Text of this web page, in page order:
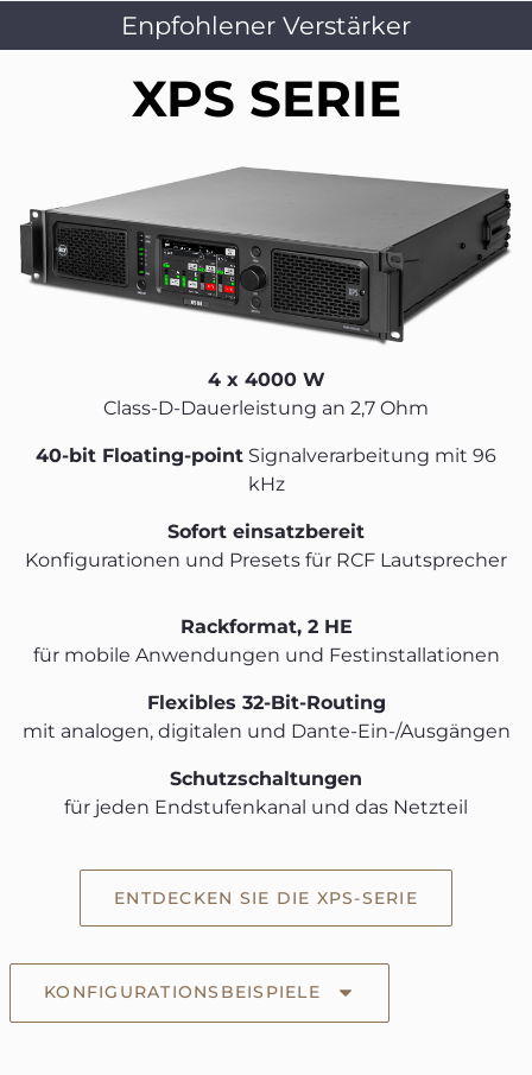
Enpfohlener Verstärker
XPS SERIE
4 x 4000 W
Class-D-Dauerleistung an 2,7 Ohm
40-bit Floating-point Signalverarbeitung mit 96
kHz
Sofort einsatzbereit
Konfigurationen und Presets für RCF Lautsprecher
Rackformat, 2 HE
für mobile Anwendungen und Festinstallationen
Flexibles 32-Bit-Routing
mit analogen, digitalen und Dante-Ein-/Ausgängen
Schutzschaltungen
für jeden Endstufenkanal und das Netzteil
ENTDECKEN SIE DIE XPS-SERIE
KONFIGURATIONSBEISPIELE